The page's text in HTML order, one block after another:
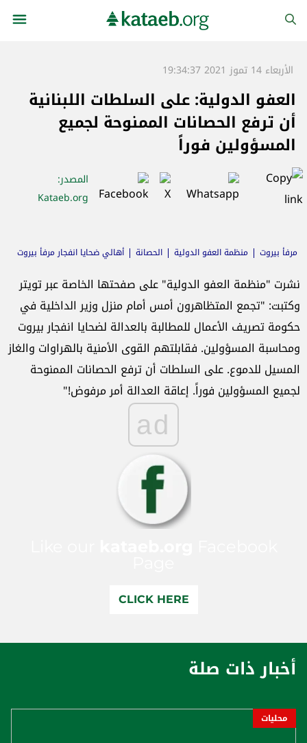
الأربعاء 14 تموز 2021 19:34:37
العفو الدولية: على السلطات اللبنانية
أن ترفع الحصانات الممنوحة لجميع
المسؤولين فوراً
المصدر:
Kataeb.org
مرفأ بيروت منظمة العفو الدولية الحصانة أهالي ضحايا انفجار مرفأ بيروت
نشرت "منظمة العفو الدولية" على صفحتها الخاصة عبر تويتر
وكتبت: "تجمع المتظاهرون أمس أمام منزل وزير الداخلية في
حكومة تصريف الأعمال للمطالبة بالعدالة لضحايا انفجار بيروت
ومحاسبة المسؤولين. فقابلتهم القوى الأمنية بالهراوات والغاز
المسيل للدموع. على السلطات أن ترفع الحصانات الممنوحة
لجميع المسؤولين فوراً. إعاقة العدالة أمر مرفوض!"
ad
CLICK HERE
أخبار ذات صلة
محليات